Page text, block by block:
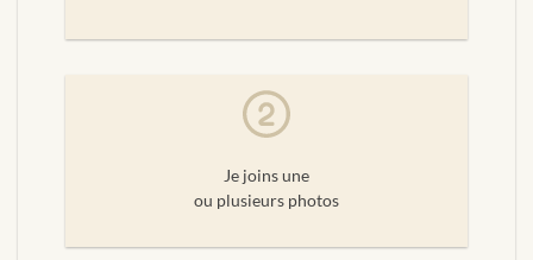
Je joins une
ou plusieurs photos